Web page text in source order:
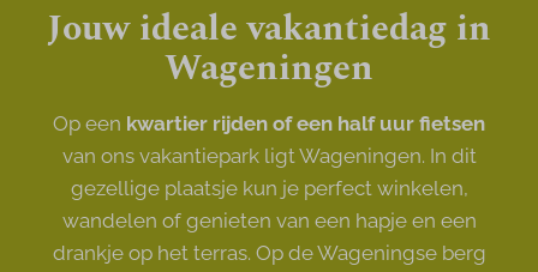
Jouw ideale vakantiedag in
Wageningen
Op een kwartier rijden of een half uur fietsen
van ons vakantiepark ligt Wageningen. In dit
gezellige plaatsje kun je perfect winkelen,
wandelen of genieten van een hapje en een
drankje op het terras. Op de Wageningse berg